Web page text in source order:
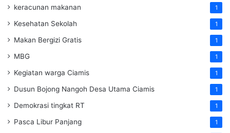
keracunan makanan 1
Kesehatan Sekolah 1
Makan Bergizi Gratis 1
MBG 1
Kegiatan warga Ciamis 1
Dusun Bojong Nangoh Desa Utama Ciamis 1
Demokrasi tingkat RT 1
Pasca Libur Panjang 1